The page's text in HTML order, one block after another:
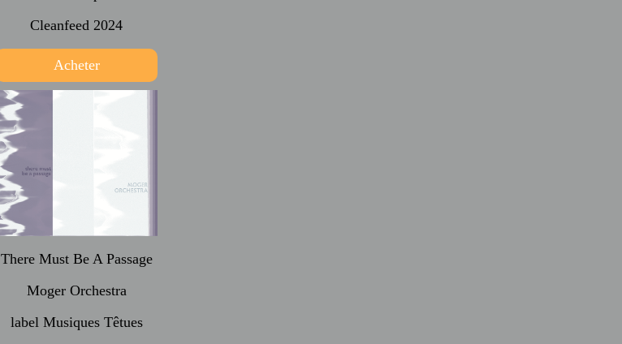
Cleanfeed 2024
Acheter
There Must Be A Passage
Moger Orchestra
label Musiques Têtues